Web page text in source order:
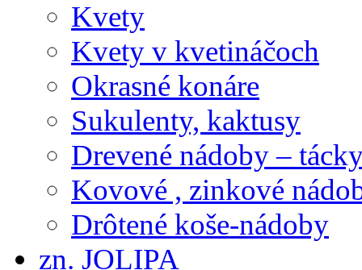
Kvety
Kvety v kvetináčoch
Okrasné konáre
Sukulenty, kaktusy
Drevené nádoby –
Kovové , zinkové
Drôtené koše-nádoby
zn. JOLIPA